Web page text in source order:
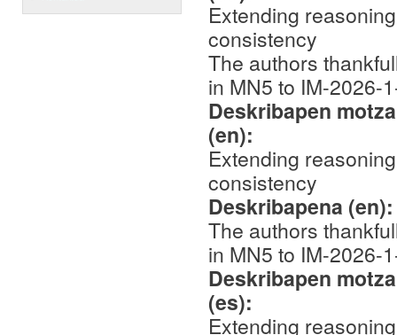
Extending
consistency
The authors
in MN5 to IM-2026-
Deskribapen
(en):
Extending
consistency
Deskribapena
The authors
in MN5 to IM-2026-
Deskribapen
(es):
Extending